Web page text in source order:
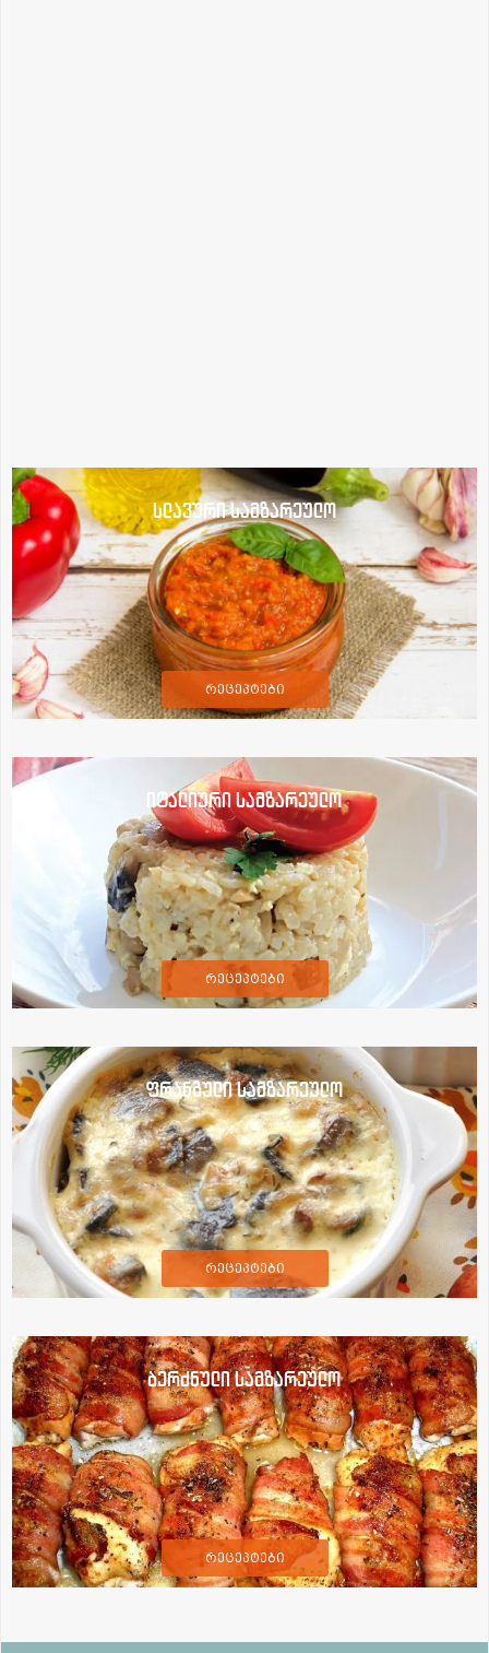
სლავური სამზარეულო
რეცეპტები
იტალიური სამზარეულო
რეცეპტები
ფრანგული სამზარეულო
რეცეპტები
ბერძნული სამზარეულო
რეცეპტები